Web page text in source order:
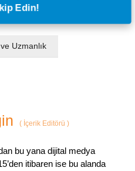
Edin!
Uzmanlık
(İçerik Editörü )
bu yana dijital medya
itibaren ise bu alanda